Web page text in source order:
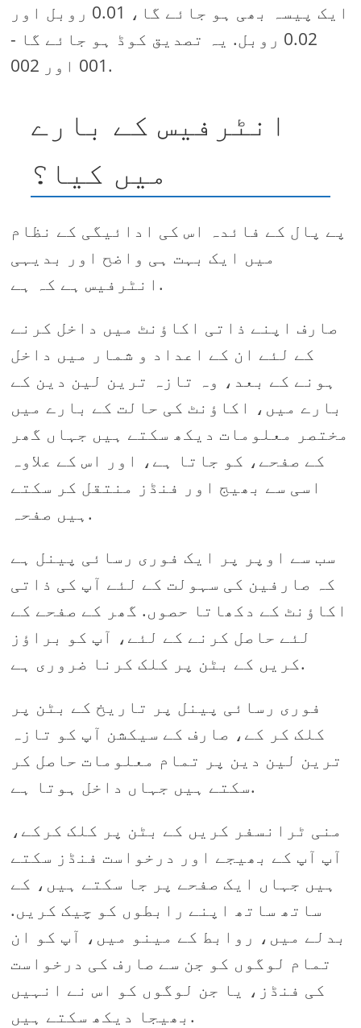
ایک پیسہ بھی ہو جائے گا، 0.01 روبل اور
0.02 روبل. یہ تصدیق کوڈ ہو جائے گا -
001 اور 002.
انٹرفیس کے بارے
میں کیا؟
پے پال کے فائدہ اس کی ادائیگی کے نظام
میں ایک بہت ہی واضح اور بدیہی
انٹرفیس ہے کہ ہے.
صارف اپنے ذاتی اکاؤنٹ میں داخل کرنے
کے لئے ان کے اعداد و شمار میں داخل
ہونے کے بعد، وہ تازہ ترین لین دین کے
بارے میں، اکاؤنٹ کی حالت کے بارے میں
مختصر معلومات دیکھ سکتے ہیں جہاں گھر
کے صفحے، کو جاتا ہے، اور اس کے علاوہ
اسی سے بھیج اور فنڈز منتقل کر سکتے
ہیں صفحہ.
سب سے اوپر پر ایک فوری رسائی پینل ہے
کہ صارفین کی سہولت کے لئے آپ کی ذاتی
اکاؤنٹ کے دکھاتا حصوں. گھر کے صفحے کے
لئے حاصل کرنے کے لئے، آپ کو براؤز
کریں کے بٹن پر کلک کرنا ضروری ہے.
فوری رسائی پینل پر تاریخ کے بٹن پر
کلک کر کے، صارف کے سیکشن آپ کو تازہ
ترین لین دین پر تمام معلومات حاصل کر
سکتے ہیں جہاں داخل ہوتا ہے.
منی ٹرانسفر کریں کے بٹن پر کلک کرکے،
آپ آپ کے بھیجے اور درخواست فنڈز سکتے
ہیں جہاں ایک صفحے پر جا سکتے ہیں، کے
ساتھ ساتھ اپنے رابطوں کو چیک کریں.
بدلے میں، روابط کے مینو میں، آپ کو ان
تمام لوگوں کو جن سے صارف کی درخواست
کی فنڈز، یا جن لوگوں کو اس نے انہیں
بھیجا دیکھ سکتے ہیں.